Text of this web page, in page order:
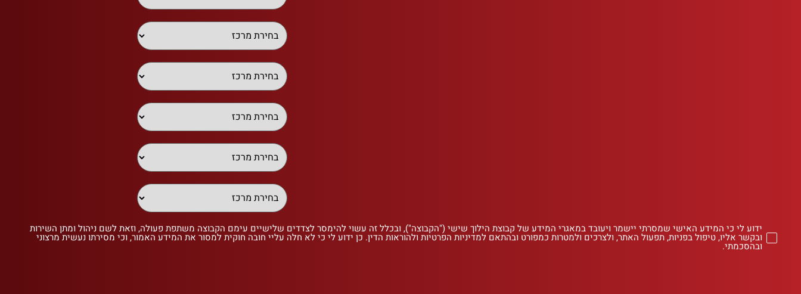
ידוע לי כי המידע האישי שמסרתי יישמר ויעובד במאגרי המידע של קבוצת הילוך שישי ("הקבוצה"), ובכלל זה עשוי להימסר לצדדים שלישיים עימם הקבוצה משתפת פעולה, וזאת לשם ניהול ומתן השירות
ובקשר אליו, טיפול בפניות, תפעול האתר, ולצרכים ולמטרות כמפורט ובהתאם למדיניות הפרטיות ולהוראות הדין. כן ידוע לי כי לא חלה עליי חובה חוקית למסור את המידע האמור, וכי מסירתו נעשית מרצוני
ובהסכמתי.